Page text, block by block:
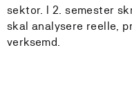
sektor. I 2. semester
skal analysere reelle,
verksemd.